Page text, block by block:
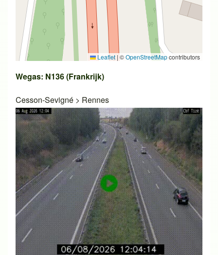
Leaflet | ©OpenStreetMapcontributors
Wegas: N136 (Frankrijk)
Cesson-Sevigné > Rennes